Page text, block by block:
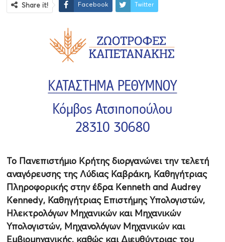
Share it! Facebook Twitter
Το Πανεπιστήμιο Κρήτης διοργανώνει την τελετή
αναγόρευσης της Λύδιας Καβράκη, Καθηγήτριας
Πληροφορικής στην έδρα Kenneth and Audrey
Kennedy, Καθηγήτριας Επιστήμης Υπολογιστών,
Ηλεκτρολόγων Μηχανικών και Μηχανικών
Υπολογιστών, Μηχανολόγων Μηχανικών και
Εμβιομηχανικής, καθώς και Διευθύντριας του